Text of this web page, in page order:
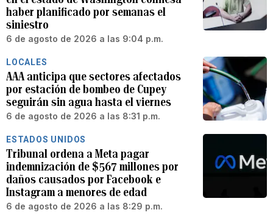
haber planificado por semanas el
siniestro
6 de agosto de 2026 a las 9:04 p.m.
LOCALES
AAA anticipa que sectores afectados
por estación de bombeo de Cupey
seguirán sin agua hasta el viernes
6 de agosto de 2026 a las 8:31 p.m.
ESTADOS UNIDOS
Tribunal ordena a Meta pagar
indemnización de $567 millones por
daños causados por Facebook e
Instagram a menores de edad
6 de agosto de 2026 a las 8:29 p.m.